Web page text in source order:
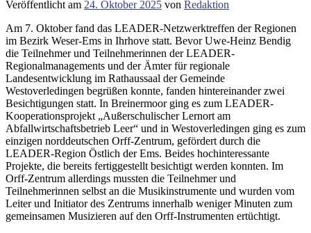
Veröffentlicht am 24. Oktober 2025 von Redaktion
Am 7. Oktober fand das LEADER-Netzwerktreffen der Regionen
im Bezirk Weser-Ems in Ihrhove statt. Bevor Uwe-Heinz Bendig
die Teilnehmer und Teilnehmerinnen der LEADER-
Regionalmanagements und der Ämter für regionale
Landesentwicklung im Rathaussaal der Gemeinde
Westoverledingen begrüßen konnte, fanden hintereinander zwei
Besichtigungen statt. In Breinermoor ging es zum LEADER-
Kooperationsprojekt „Außerschulischer Lernort am
Abfallwirtschaftsbetrieb Leer“ und in Westoverledingen ging es zum
einzigen norddeutschen Orff-Zentrum, gefördert durch die
LEADER-Region Östlich der Ems. Beides hochinteressante
Projekte, die bereits fertiggestellt besichtigt werden konnten. Im
Orff-Zentrum allerdings mussten die Teilnehmer und
Teilnehmerinnen selbst an die Musikinstrumente und wurden vom
Leiter und Initiator des Zentrums innerhalb weniger Minuten zum
gemeinsamen Musizieren auf den Orff-Instrumenten ertüchtigt.